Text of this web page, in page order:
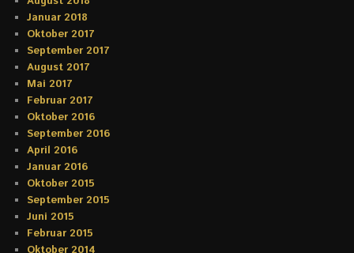
Januar 2018
Oktober 2017
September 2017
August 2017
Mai 2017
Februar 2017
Oktober 2016
September 2016
April 2016
Januar 2016
Oktober 2015
September 2015
Juni 2015
Februar 2015
Oktober 2014